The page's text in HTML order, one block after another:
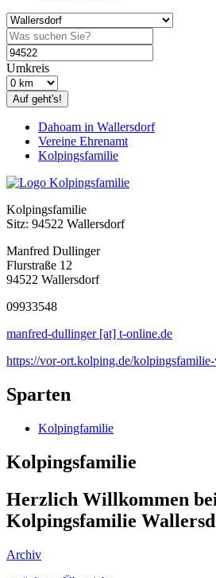
Umkreis
Auf geht's!
Dahoam in Wallersdorf
Vereine Ehrenamt
Kolpingsfamilie
Kolpingsfamilie
Sitz: 94522 Wallersdorf
Manfred Dullinger
Flurstraße 12
94522 Wallersdorf
09933548
manfred-dullinger [at] t-online.de
https://vor-ort.kolping.de/
Sparten
Kolpingfamilie
Kolpingsfamilie
Herzlich Willkommen
Kolpingsfamilie
Archiv